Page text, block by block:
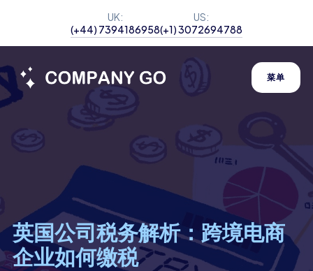
UK:
(+44) 7394186958
US:
(+1) 3072694788
菜单
英国公司税务解析：跨境电商
企业如何缴税